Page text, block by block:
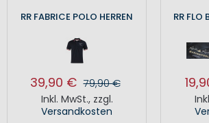
RR FABRICE POLO HERREN
39,90 € 79,90 €
Inkl. MwSt., zzgl.
Versandkosten
RR FLO